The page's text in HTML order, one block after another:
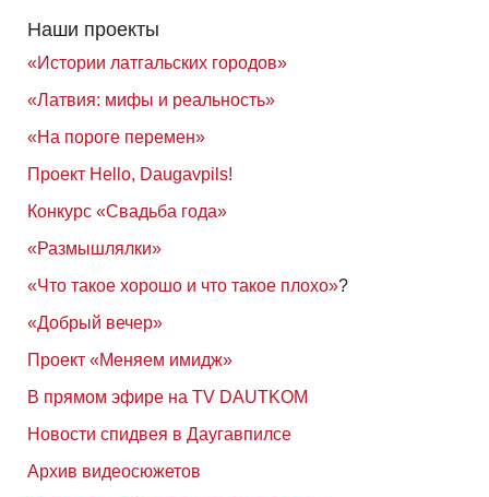
Наши проекты
«Истории латгальских городов»
«Латвия: мифы и реальность»
«На пороге перемен»
Проект Hello, Daugavpils!
Конкурс «Свадьба года»
«Размышлялки»
«Что такое хорошо и что такое плохо»?
«Добрый вечер»
Проект «Меняем имидж»
В прямом эфире на TV DAUTKOM
Новости спидвея в Даугавпилсе
Архив видеосюжетов